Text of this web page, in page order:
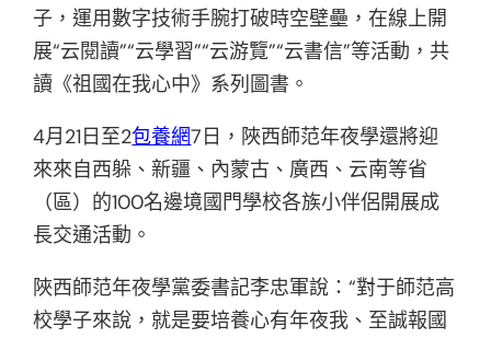
子，運用數字技術手腕打破時空壁壘，在線上開
展“云閱讀”“云學習”“云游覽”“云書信”等活動，共
讀《祖國在我心中》系列圖書。
4月21日至2包養網7日，陜西師范年夜學還將迎
來來自西躲、新疆、內蒙古、廣西、云南等省
（區）的100名邊境國門學校各族小伴侶開展成
長交通活動。
陜西師范年夜學黨委書記李忠軍說：“對于師范高
校學子來說，就是要培養心有年夜我、至誠報國